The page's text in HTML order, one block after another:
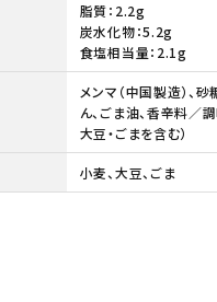
脂質：2.2g
炭水化物：5.2g
食塩相当量：2.1g
メンマ（中国製造）、
ん、ごま油、香辛料／
大豆・ごまを含む）
小麦、大豆、ごま